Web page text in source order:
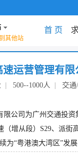
其他站
首 页
速运营管理有限
500--1000人 交通
限公司为广州交通投
（增从段）S29、派
为“粤港澳大湾区”发